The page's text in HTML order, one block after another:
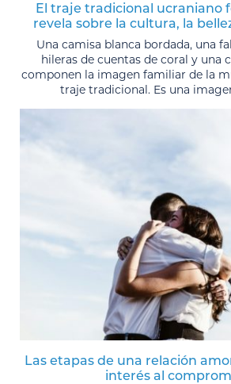
El traje tradicional ucraniano
revela sobre la cultura, la
Una camisa blanca bordada, una
hileras de cuentas de coral y una
componen la imagen familiar de la
traje tradicional. Es una
Las etapas de una relación
interés al